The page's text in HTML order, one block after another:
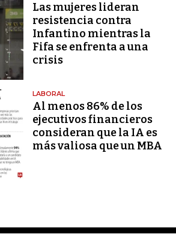
Las mujeres lideran
resistencia contra
Infantino mientras la
Fifa se enfrenta a una
crisis
LABORAL
Al menos 86% de los
ejecutivos financieros
consideran que la IA es
más valiosa que un MBA